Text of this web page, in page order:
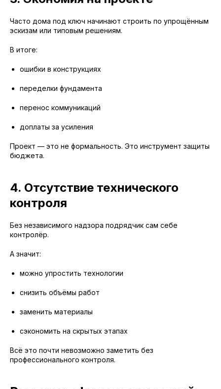
Часто дома под ключ начинают строить по упрощённым
эскизам или типовым решениям.
В итоге:
ошибки в конструкциях
переделки фундамента
перенос коммуникаций
доплаты за усиления
Проект — это не формальность. Это инструмент защиты
бюджета.
4. Отсутствие технического
контроля
Без независимого надзора подрядчик сам себе
контролёр.
А значит:
можно упростить технологии
снизить объёмы работ
заменить материалы
сэкономить на скрытых этапах
Всё это почти невозможно заметить без
профессионального контроля.